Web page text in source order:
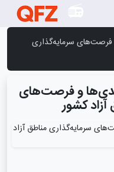
فرصت‌های سرمایه‌گذاری
و فرصت‌های
آزاد کشور